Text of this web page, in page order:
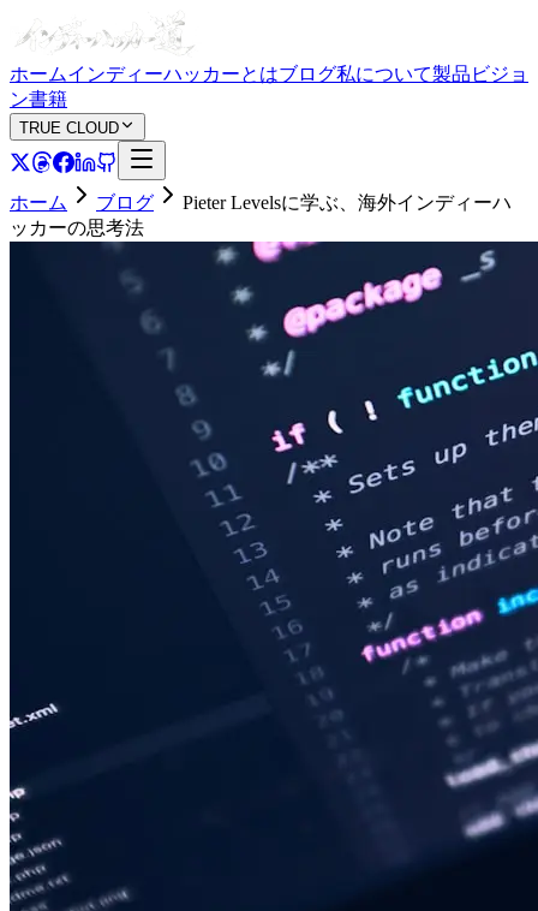
ホームインディーハッカーとはブログ私について製品 ビジョ
ン書籍
TRUE CLOUD
ホーム ブログ
Pieter Levelsに学ぶ、海外インディーハ
ッカーの思考法